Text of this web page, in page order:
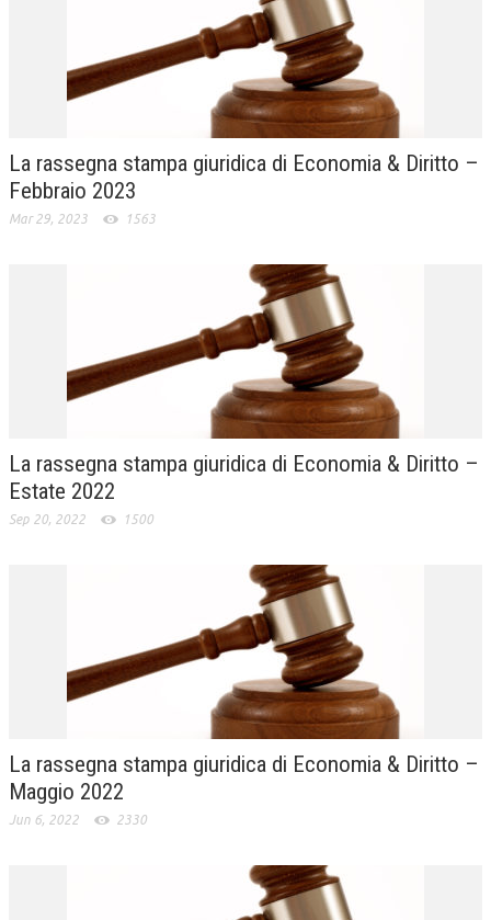
La rassegna stampa giuridica di Economia & Diritto –
Febbraio 2023
Mar 29, 2023 1563
La rassegna stampa giuridica di Economia & Diritto –
Estate 2022
Sep 20, 2022 1500
La rassegna stampa giuridica di Economia & Diritto –
Maggio 2022
Jun 6, 2022 2330